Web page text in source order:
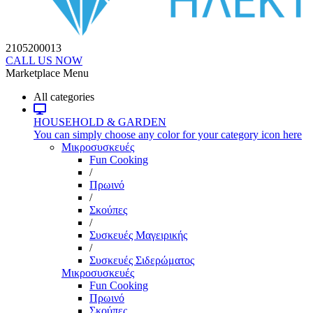
2105200013
CALL US NOW
Marketplace Menu
All categories
HOUSEHOLD & GARDEN
You can simply choose any color for your category icon here
Μικροσυσκευές
Fun Cooking
/
Πρωινό
/
Σκούπες
/
Συσκευές Μαγειρικής
/
Συσκευές Σιδερώματος
Μικροσυσκευές
Fun Cooking
Πρωινό
Σκούπες